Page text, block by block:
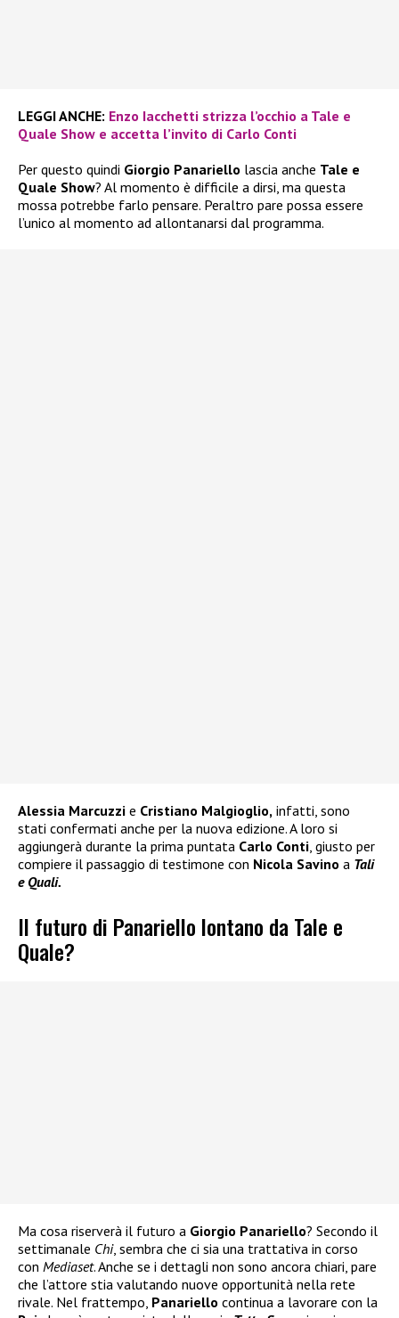
LEGGI ANCHE: Enzo Iacchetti strizza l’occhio a Tale e
Quale Show e accetta l’invito di Carlo Conti
Per questo quindi Giorgio Panariello lascia anche Tale e
Quale Show? Al momento è difficile a dirsi, ma questa
mossa potrebbe farlo pensare. Peraltro pare possa essere
l’unico al momento ad allontanarsi dal programma.
Alessia Marcuzzi e Cristiano Malgioglio, infatti, sono
stati confermati anche per la nuova edizione. A loro si
aggiungerà durante la prima puntata Carlo Conti, giusto per
compiere il passaggio di testimone con Nicola Savino a Tali
e Quali.
Il futuro di Panariello lontano da Tale e
Quale?
Ma cosa riserverà il futuro a Giorgio Panariello? Secondo il
settimanale Chi, sembra che ci sia una trattativa in corso
con Mediaset. Anche se i dettagli non sono ancora chiari, pare
che l’attore stia valutando nuove opportunità nella rete
rivale. Nel frattempo, Panariello continua a lavorare con la